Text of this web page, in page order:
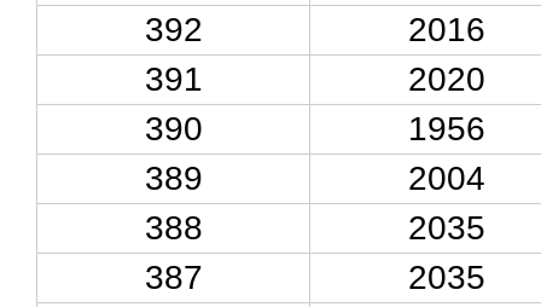
392
2016
391
2020
390
1956
389
2004
388
2035
387
2035